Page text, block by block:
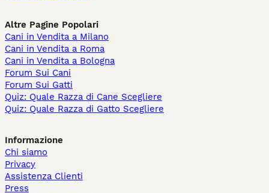
Altre Pagine Popolari
Cani in Vendita a Milano
Cani in Vendita a Roma
Cani in Vendita a Bologna
Forum Sui Cani
Forum Sui Gatti
Quiz: Quale Razza di Cane Scegliere
Quiz: Quale Razza di Gatto Scegliere
Informazione
Chi siamo
Privacy
Assistenza Clienti
Press